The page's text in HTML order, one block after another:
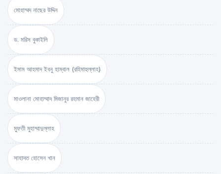
মোহাম্মদ নাছের উদ্দিন
ড. মরিস বুকাইলি
ইমাম আহমাদ ইবনু হাম্বাল (রহিমাহুল্লাহ)
মাওলানা মোহাম্মাদ মিজানুর রহমান জাহেরী
মুফতী মুহাম্মাদুল্লাহ
সাহাদত হোসেন খান